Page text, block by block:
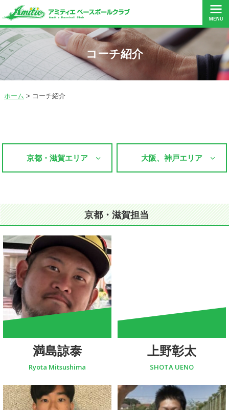
無料体験レッスン
コーチ紹介
ホーム > コーチ紹介
京都・滋賀エリア 大阪、神戸エリア
京都・滋賀担当
満島諒泰
Ryota Mitsushima
上野彰太
SHOTA UENO